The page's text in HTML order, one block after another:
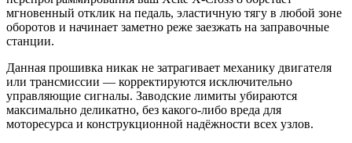
мгновенный отклик на педаль, эластичную тягу в любой зоне
оборотов и начинает заметно реже заезжать на заправочные
станции.
Данная прошивка никак не затрагивает механику двигателя
или трансмиссии — корректируются исключительно
управляющие сигналы. Заводские лимиты убираются
максимально деликатно, без какого-либо вреда для
моторесурса и конструкционной надёжности всех узлов.